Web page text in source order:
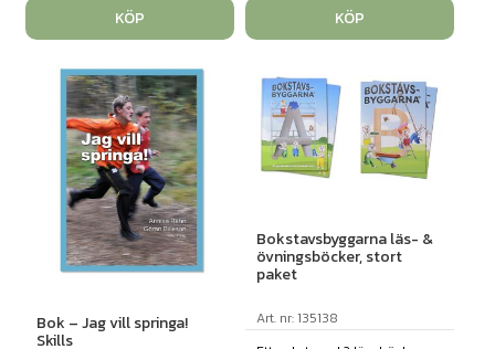
KÖP KÖP
Bok – Jag vill springa!
Skills
Bokstavsbyggarna läs- &
övningsböcker, stort
paket
Art. nr: 135138